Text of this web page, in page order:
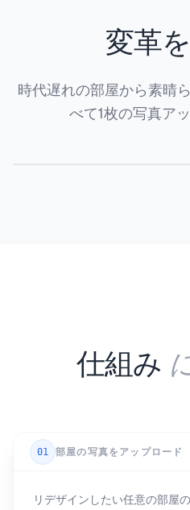
変革を
時代遅れの部屋から素晴
べて1枚の写真ア
仕組み
01 部屋の写真をアップロード
リデザインしたい任意の部屋